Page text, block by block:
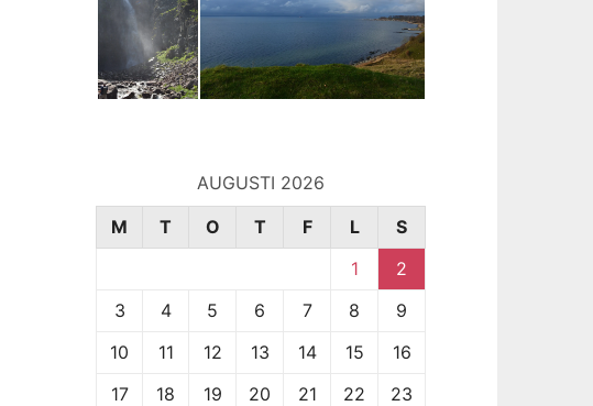
AUGUSTI 2026
M
T O T F L
S
1
2
3
4 5 6 7 8
9
10
11 12 13 14 15
16
17
18 19 20 21 22
23